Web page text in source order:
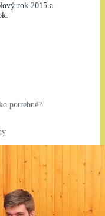
rok 2015 a
potrebné?